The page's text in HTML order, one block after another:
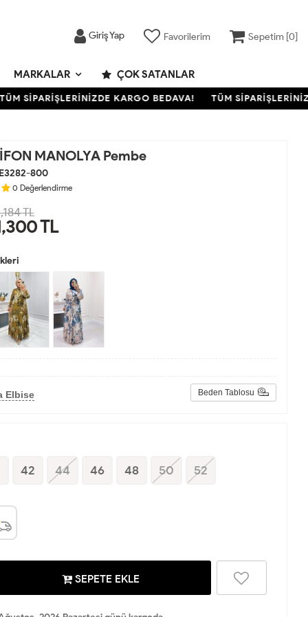
Giriş Yap Favorilerim Sepetim [0]
MARKALAR ÇOK SATANLAR
SİPARİŞLERİNİZDE KARGO BEDAVA! TÜM
MANOLYA Pembe
800
0 Değerlendirme
TL
TL
Elbise Beden Tablosu
42 44 46 48 50 52
SEPETE EKLE